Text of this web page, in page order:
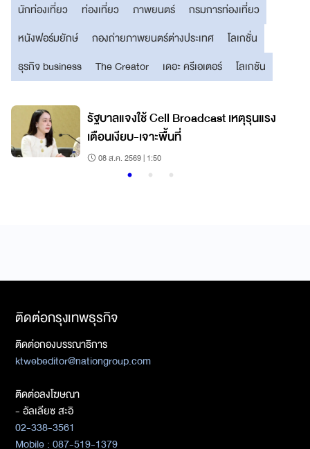
นักท่องเที่ยว ท่องเที่ยว ภาพยนตร์
กรมการท่องเที่ยว
หนังฟอร์มยักษ์
กองถ่ายภาพยนตร์ต่างประเทศ
โลเกชั่น
ธุรกิจ business
The Creator เดอะ ครีเอเตอร์ โลเกชัน
รัฐบาลแจงใช้ Cell Broadcast เหตุรุนแรง
เตือนเงียบ-เจาะพื้นที่
08 ส.ค. 2569 | 1:50
ติดต่อกรุงเทพธุรกิจ
ติดต่อกองบรรณาธิการ
ktwebeditor@nationgroup.com
ติดต่อลงโฆษณา
- อัลเลียซ สะอิ
02-338-3561
Mobile : 087-519-1379